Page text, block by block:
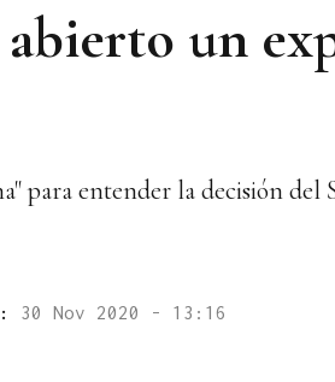
un
para entender la decisión del
30 Nov 2020 - 13:16